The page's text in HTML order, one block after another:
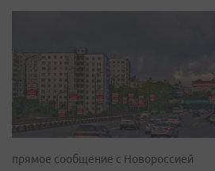
прямое сообщение с Новороссией